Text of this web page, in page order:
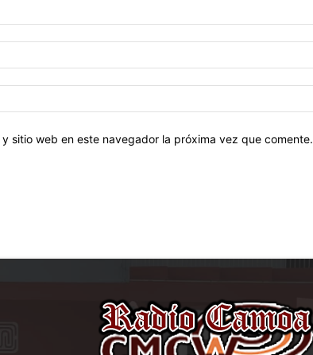
sitio web en este navegador la próxima vez que comente.